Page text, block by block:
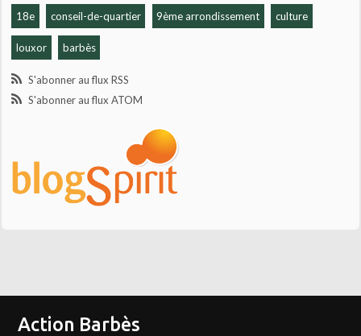
18e conseil-de-quartier 9ème arrondissement culture
louxor barbès
S'abonner au flux RSS
S'abonner au flux ATOM
Action Barbès